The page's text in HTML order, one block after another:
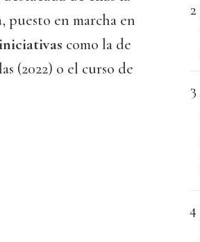
, puesto en marcha en
como la de
(2022) o el curso de